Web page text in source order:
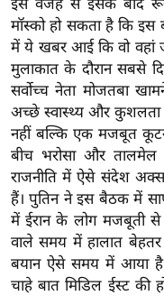
हि
त्य
ज
ग
त
ऑ
टो
व
र्ल्ड
न्यू
ज
ब्री
इस वजह से इसके बाद
मॉस्को हो सकता है कि इस
में ये खबर आई कि वो
मुलाकात के दौरान सबसे
सर्वोच्च नेता मोजतबा
अच्छे स्वास्थ्य और कुशलता
नहीं बल्कि एक मजबूत
बीच भरोसा और तालमेल
राजनीति में ऐसे संदेश
हैं। पुतिन ने इस बैठक में
में ईरान के लोग मजबूती से
वाले समय में हालात बेहतर
बयान ऐसे समय में आया है
चाहे बात मिडिल ईस्ट की